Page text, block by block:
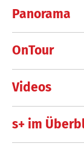
Panorama
OnTour
Videos
s+ im